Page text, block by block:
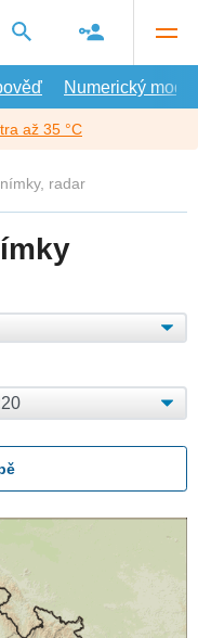
Numerický model
až 35 °C
radar